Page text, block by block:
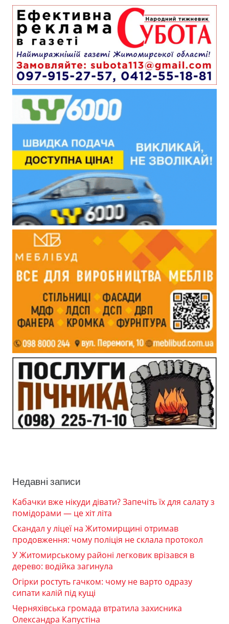
Недавні записи
Кабачки вже нікуди дівати? Запечіть їх для салату з
помідорами — це хіт літа
Скандал у ліцеї на Житомирщині отримав
продовження: чому поліція не склала протокол
У Житомирському районі легковик врізався в
дерево: водійка загинула
Огірки ростуть гачком: чому не варто одразу
сипати калій під кущі
Черняхівська громада втратила захисника
Олександра Капустіна